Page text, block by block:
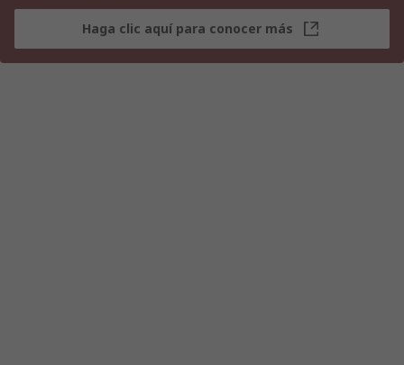
Haga clic aquí para conocer más